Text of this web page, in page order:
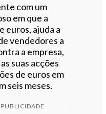
com um
em que a
euros, ajuda a
vendedores a
a empresa,
suas acções
de euros em
seis meses.